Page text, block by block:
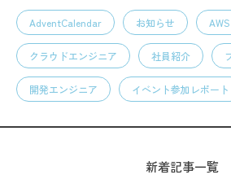
AdventCalendar お知らせ AWS
クラウドエンジニア 社員紹介
開発エンジニア イベント参加レポート
新着記事一覧